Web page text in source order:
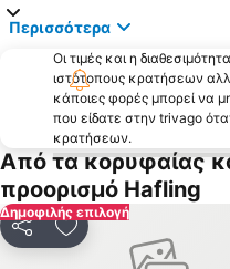
Περισσότερα
Οι τιμές και η
ιστότοπους κρατήσεων
κάποιες φορές μπορεί να
που είδατε στην trivago
κρατήσεων.
Από τα κορυφαίας
προορισμό Hafling
Δημοφιλής επιλογή
ΚοινοποίησηΠροσθήκη στα